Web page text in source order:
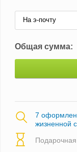
На э-почту
Общая сумма:
7
жизненной
Подарочная